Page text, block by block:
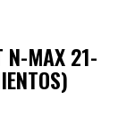
N-MAX 21-